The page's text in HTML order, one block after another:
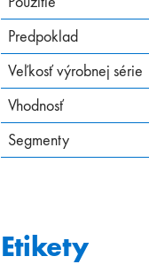
Predpoklad
Veľkosť výrobnej série
Vhodnosť
Segmenty
Etikety